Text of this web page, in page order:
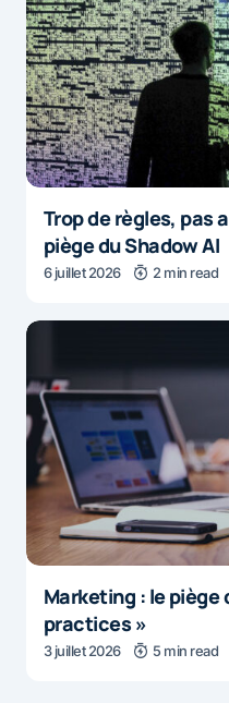
Trop de règles, pas
piège du Shadow AI
6 juillet 2026 2 min read
Marketing : le piège
practices »
3 juillet 2026 5 min read